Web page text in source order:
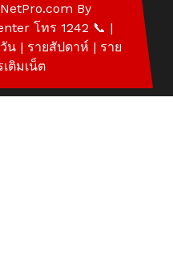
By
โทร 1242 📞 |
น | รายสัปดาห์ | ราย
เติมเน็ต